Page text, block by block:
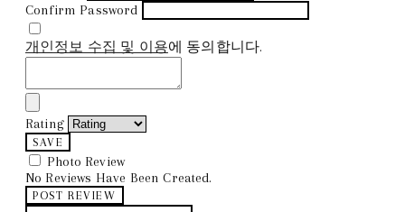
Confirm Password
개인정보 수집 및 이용에 동의합니다.
Rating
SAVE
Photo Review
No Reviews Have Been Created.
POST REVIEW